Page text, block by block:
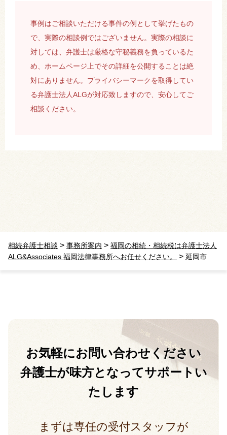
事例はご相談いただける事件の例として挙げたもの
で、実際の相談例ではございません。実際の相談に
対しては、弁護士は厳格な守秘義務を負っているた
め、ホームページ上でその詳細を公開することは絶
対にありません。プライバシーマークを取得してい
る弁護士法人ALGが対応致しますので、安心してご
相談ください。
相続弁護士相談 > 事務所案内 > 福岡の相続・相続税は弁護士法人
ALG&Associates 福岡法律事務所へお任せください。
> 延岡市
お気軽にお問い合わせください
弁護士が味方となってサポートい
たします
まずは専任の受付スタッフが